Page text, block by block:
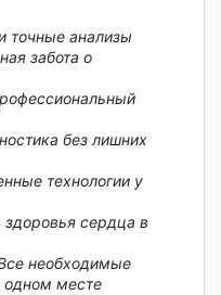
точные анализы
забота о
без лишних
технологии у
здоровья сердца в
необходимые
месте